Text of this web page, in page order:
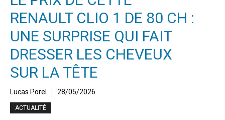
RENAULT CLIO 1 DE 80 CH :
UNE SURPRISE QUI FAIT
DRESSER LES CHEVEUX
SUR LA TÊTE
Lucas Porel 28/05/2026
ACTUALITÉ